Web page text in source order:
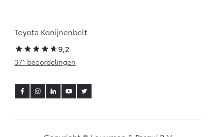
Toyota Konijnenbelt
9,2
371 beoordelingen